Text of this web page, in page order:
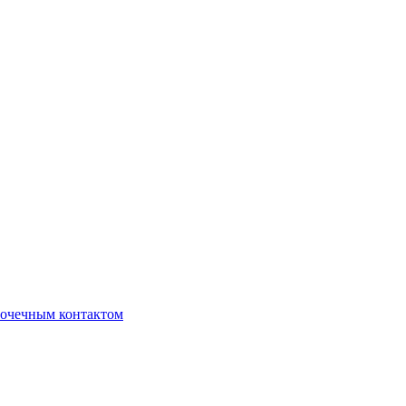
контактом